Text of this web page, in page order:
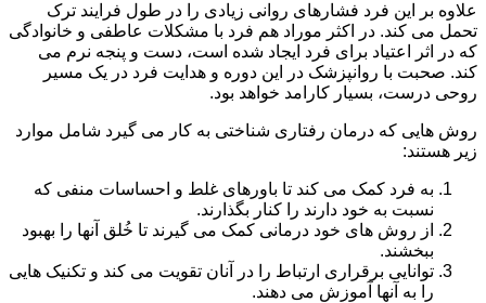
علاوه بر این فرد فشارهای روانی زیادی را در طول فرایند ترک
تحمل می کند. در اکثر موراد هم فرد با مشکلات عاطفی و خانوادگی
که در اثر اعتیاد برای فرد ایجاد شده است، دست و پنجه نرم می
کند. صحبت با روانپزشک در این دوره و هدایت فرد در یک مسیر
روحی درست، بسیار کارامد خواهد بود.
روش هایی که درمان رفتاری شناختی به کار می گیرد شامل موارد
زیر هستند:
به فرد کمک می کند تا باورهای غلط و احساسات منفی که
نسبت به خود دارند را کنار بگذارند.
از روش های خود درمانی کمک می گیرند تا خُلق آنها را بهبود
ببخشند.
توانایی برقراری ارتباط را در آنان تقویت می کند و تکنیک هایی
را به آنها آموزش می دهند.